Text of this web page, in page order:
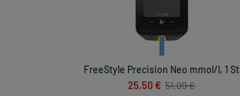
FreeStyle Precision Neo mmol/l, 1 St
25,50 € 51,09 €